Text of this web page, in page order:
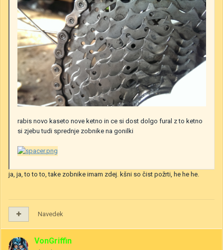
rabis novo kaseto nove ketno in ce si dost dolgo fural z to ketno
si zjebu tudi sprednje zobnike na gonilki
ja, ja, to to to, take zobnike imam zdej. kšni so čist požrti, he he he.
Navedek
VonGriffin